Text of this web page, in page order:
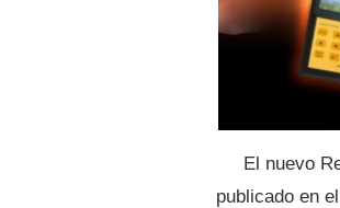
El nuevo
publicado en